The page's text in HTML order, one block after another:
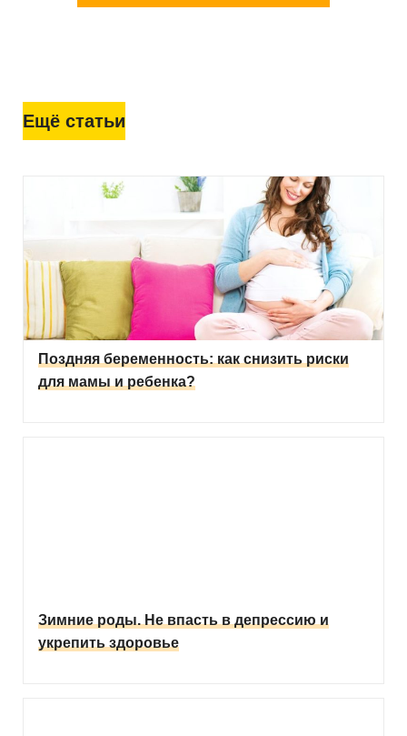
Ещё статьи
Поздняя беременность: как снизить риски
для мамы и ребенка?
Зимние роды. Не впасть в депрессию и
укрепить здоровье